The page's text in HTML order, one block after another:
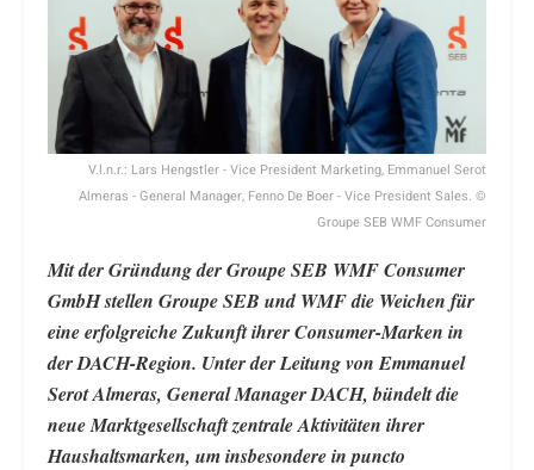
V.l.n.r.: Lars Hengstler - Vice President Marketing, Emmanuel Serot
Almeras - General Manager, Fenno De Boer - Vice President Sales. ©
Groupe SEB WMF Consumer
Mit der Gründung der Groupe SEB WMF Consumer
GmbH stellen Groupe SEB und WMF die Weichen für
eine erfolgreiche Zukunft ihrer Consumer-Marken in
der DACH-Region. Unter der Leitung von Emmanuel
Serot Almeras, General Manager DACH, bündelt die
neue Marktgesellschaft zentrale Aktivitäten ihrer
Haushaltsmarken, um insbesondere in puncto